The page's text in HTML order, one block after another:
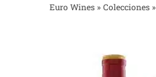
Euro Wines» Colecciones»